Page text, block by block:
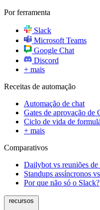
Por ferramenta
Slack
Microsoft Teams
Google Chat
Discord
+ mais
Receitas de automação
Automação de chat
Gates de aprovação de
Ciclo de vida de
+ mais
Comparativos
Dailybot vs reuniões de
Standups assíncronos
Por que não só o Slack?